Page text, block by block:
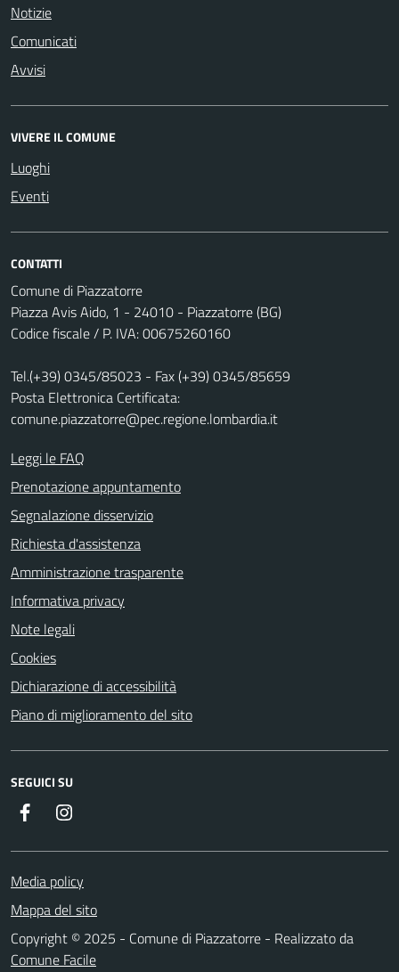
Notizie
Comunicati
Avvisi
VIVERE IL COMUNE
Luoghi
Eventi
CONTATTI
Comune di Piazzatorre
Piazza Avis Aido, 1 - 24010 - Piazzatorre (BG)
Codice fiscale / P. IVA: 00675260160
Tel.(+39) 0345/85023 - Fax (+39) 0345/85659
Posta Elettronica Certificata:
comune.piazzatorre@pec.regione.lombardia.it
Leggi le FAQ
Prenotazione appuntamento
Segnalazione disservizio
Richiesta d'assistenza
Amministrazione trasparente
Informativa privacy
Note legali
Cookies
Dichiarazione di accessibilità
Piano di miglioramento del sito
SEGUICI SU
Facebook
Media policy
Mappa del sito
Copyright © 2025 - Comune di Piazzatorre - Realizzato da
Comune Facile